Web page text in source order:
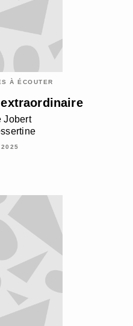
À ÉCOUTER
Jobert